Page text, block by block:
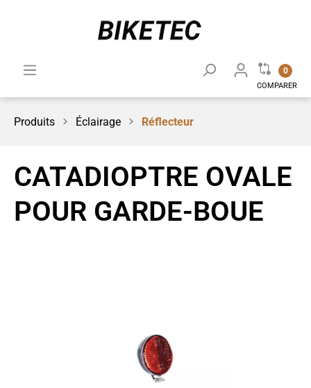
0
COMPARER
Produits Éclairage Réflecteur
CATADIOPTRE OVALE
POUR GARDE-BOUE